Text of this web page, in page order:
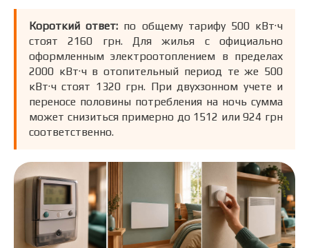
Короткий ответ: по общему тарифу 500 кВт·ч
стоят 2160 грн. Для жилья с официально
оформленным электроотоплением в пределах
2000 кВт·ч в отопительный период те же 500
кВт·ч стоят 1320 грн. При двухзонном учете и
переносе половины потребления на ночь сумма
может снизиться примерно до 1512 или 924 грн
соответственно.